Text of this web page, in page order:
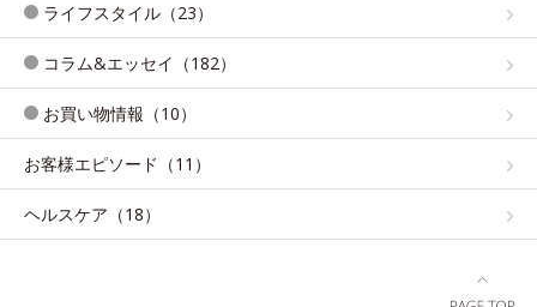
ライフスタイル（23）
コラム&エッセイ（182）
お買い物情報（10）
お客様エピソード（11）
ヘルスケア（18）